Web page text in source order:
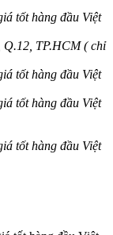
Q.12, TP.HCM ( chỉ